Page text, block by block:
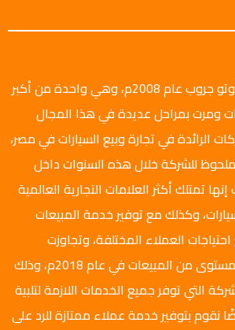
تأسست شركة الليثي أوتو جروب عام 2008م، وهي واحدة من أكبر
ومرت بمراحل عديدة في هذا المجال
الرائدة في تجارة وبيع السيارات في مصر،
للشركة خلال هذه السنوات داخل
تمتلك أكثر العلامات التجارية العالمية
وكذلك مع توفير خدمة المبيعات
العملاء المختلفة، وتجاوزت
مجموعة الليثي أعلى مستوى من المبيعات في عام 2018م، وذلك
التي توفر جميع الخدمات اللازمة لتلبية
نقوم بتوفير خدمة عملاء ممتازة للرد على